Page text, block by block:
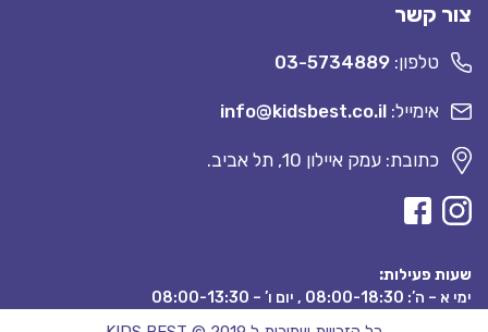
צור קשר
טלפון: 03-5734889
אימייל: info@kidsbest.co.il
כתובת: עמק איילון 10, תל אביב.
שעות פעילות:
ימי א – ה’: 08:00-18:30 , יום ו’ – 08:00-13:30